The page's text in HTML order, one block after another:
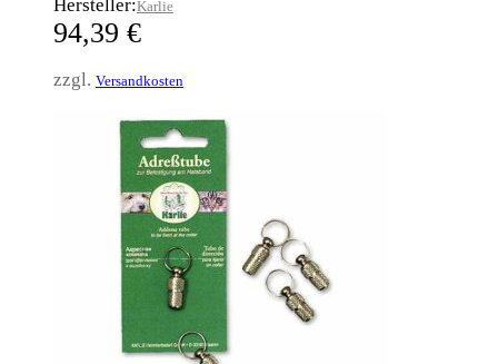
Hersteller:Karlie
94,39 €
zzgl. Versandkosten